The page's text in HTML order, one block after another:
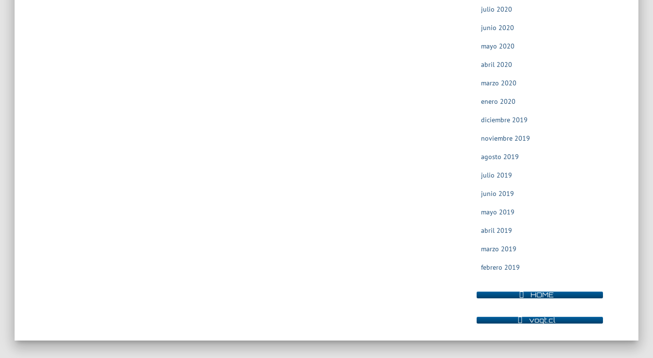
julio 2020
junio 2020
mayo 2020
abril 2020
marzo 2020
enero 2020
diciembre 2019
noviembre 2019
agosto 2019
julio 2019
junio 2019
mayo 2019
abril 2019
marzo 2019
febrero 2019
HOME
vogt.cl